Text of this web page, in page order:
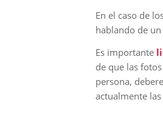
En el caso de
hablando de
Es importante
de que las
persona,
actualmente